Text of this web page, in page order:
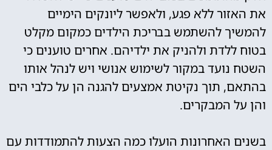
את האזור ללא פגע, ולאפשר ליונקים הימיים
להמשיך להשתמש בבריכת הילדים כמקום מקלט
בטוח ללדת ולהניק את ילדיהם. אחרים טוענים כי
השטח נועד במקור לשימוש אנושי ויש לנהל אותו
בהתאם, תוך נקיטת אמצעים להגנה הן על כלבי הים
והן על המבקרים.
בשנים האחרונות הועלו כמה הצעות להתמודדות עם